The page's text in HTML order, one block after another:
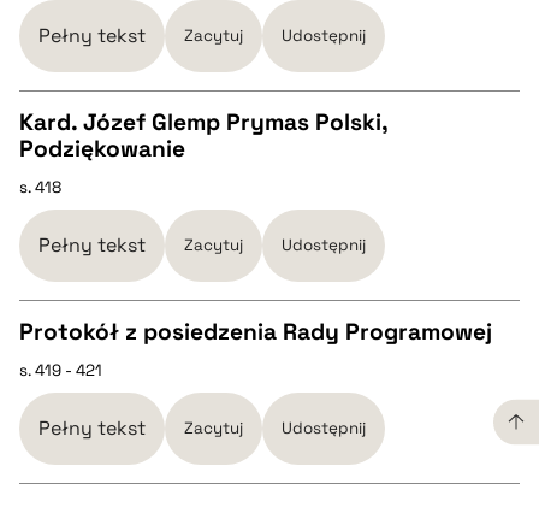
pobierz cytat
Pełny tekst Zacytuj Udostępnij
CZYSTY TEKST
pobierz cytat
pobierz cytat
Kard. Józef Glemp Prymas Polski,
Podziękowanie
s. 418
Pełny tekst Zacytuj Udostępnij
CZYSTY TEKST
pobierz cytat
Protokół z posiedzenia Rady Programowej
s. 419 - 421
Pełny tekst Zacytuj Udostępnij